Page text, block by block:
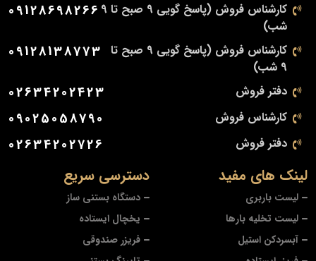
دسترسی سریع
دستگاه بستنی ساز
یخچال ایستاده
فریزر صندوقی
لینک های مفید
لیست باربری
لیست تخلیه بارها
آبسردکن استیل
کارشناس فروش (پاسخ گویی 9 صبح تا 9
شب)
09128698266
کارشناس فروش (پاسخ گویی 9 صبح تا
9 شب)
09128138773
دفتر فروش 02634202423
کارشناس فروش 09025058790
دفتر فروش 02634202726